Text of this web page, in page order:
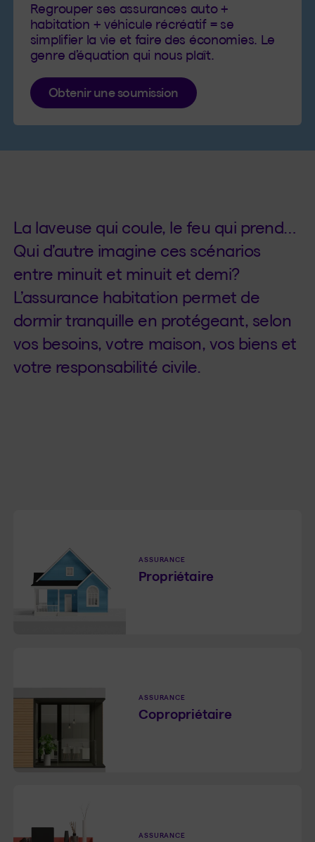
Regrouper ses assurances auto +
habitation + véhicule récréatif = se
simplifier la vie et faire des économies. Le
genre d’équation qui nous plaît.
Obtenir une soumission
La laveuse qui coule, le feu qui prend…
Qui d’autre imagine ces scénarios
entre minuit et minuit et demi?
L’assurance habitation permet de
dormir tranquille en protégeant, selon
vos besoins, votre maison, vos biens et
votre responsabilité civile.
ASSURANCE
Propriétaire
ASSURANCE
Copropriétaire
ASSURANCE